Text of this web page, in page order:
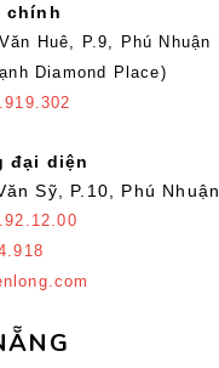
chính
Huê, P.9, Phú Nhuận
Diamond Place)
đại diện
Sỹ, P.10, Phú Nhuận